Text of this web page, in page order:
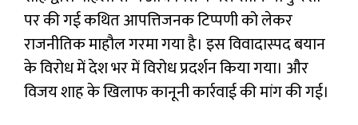
पर की गई कथित आपत्तिजनक टिप्पणी को लेकर
राजनीतिक माहौल गरमा गया है। इस विवादास्पद बयान
के विरोध में देश भर में विरोध प्रदर्शन किया गया। और
विजय शाह के खिलाफ कानूनी कार्रवाई की मांग की गई।